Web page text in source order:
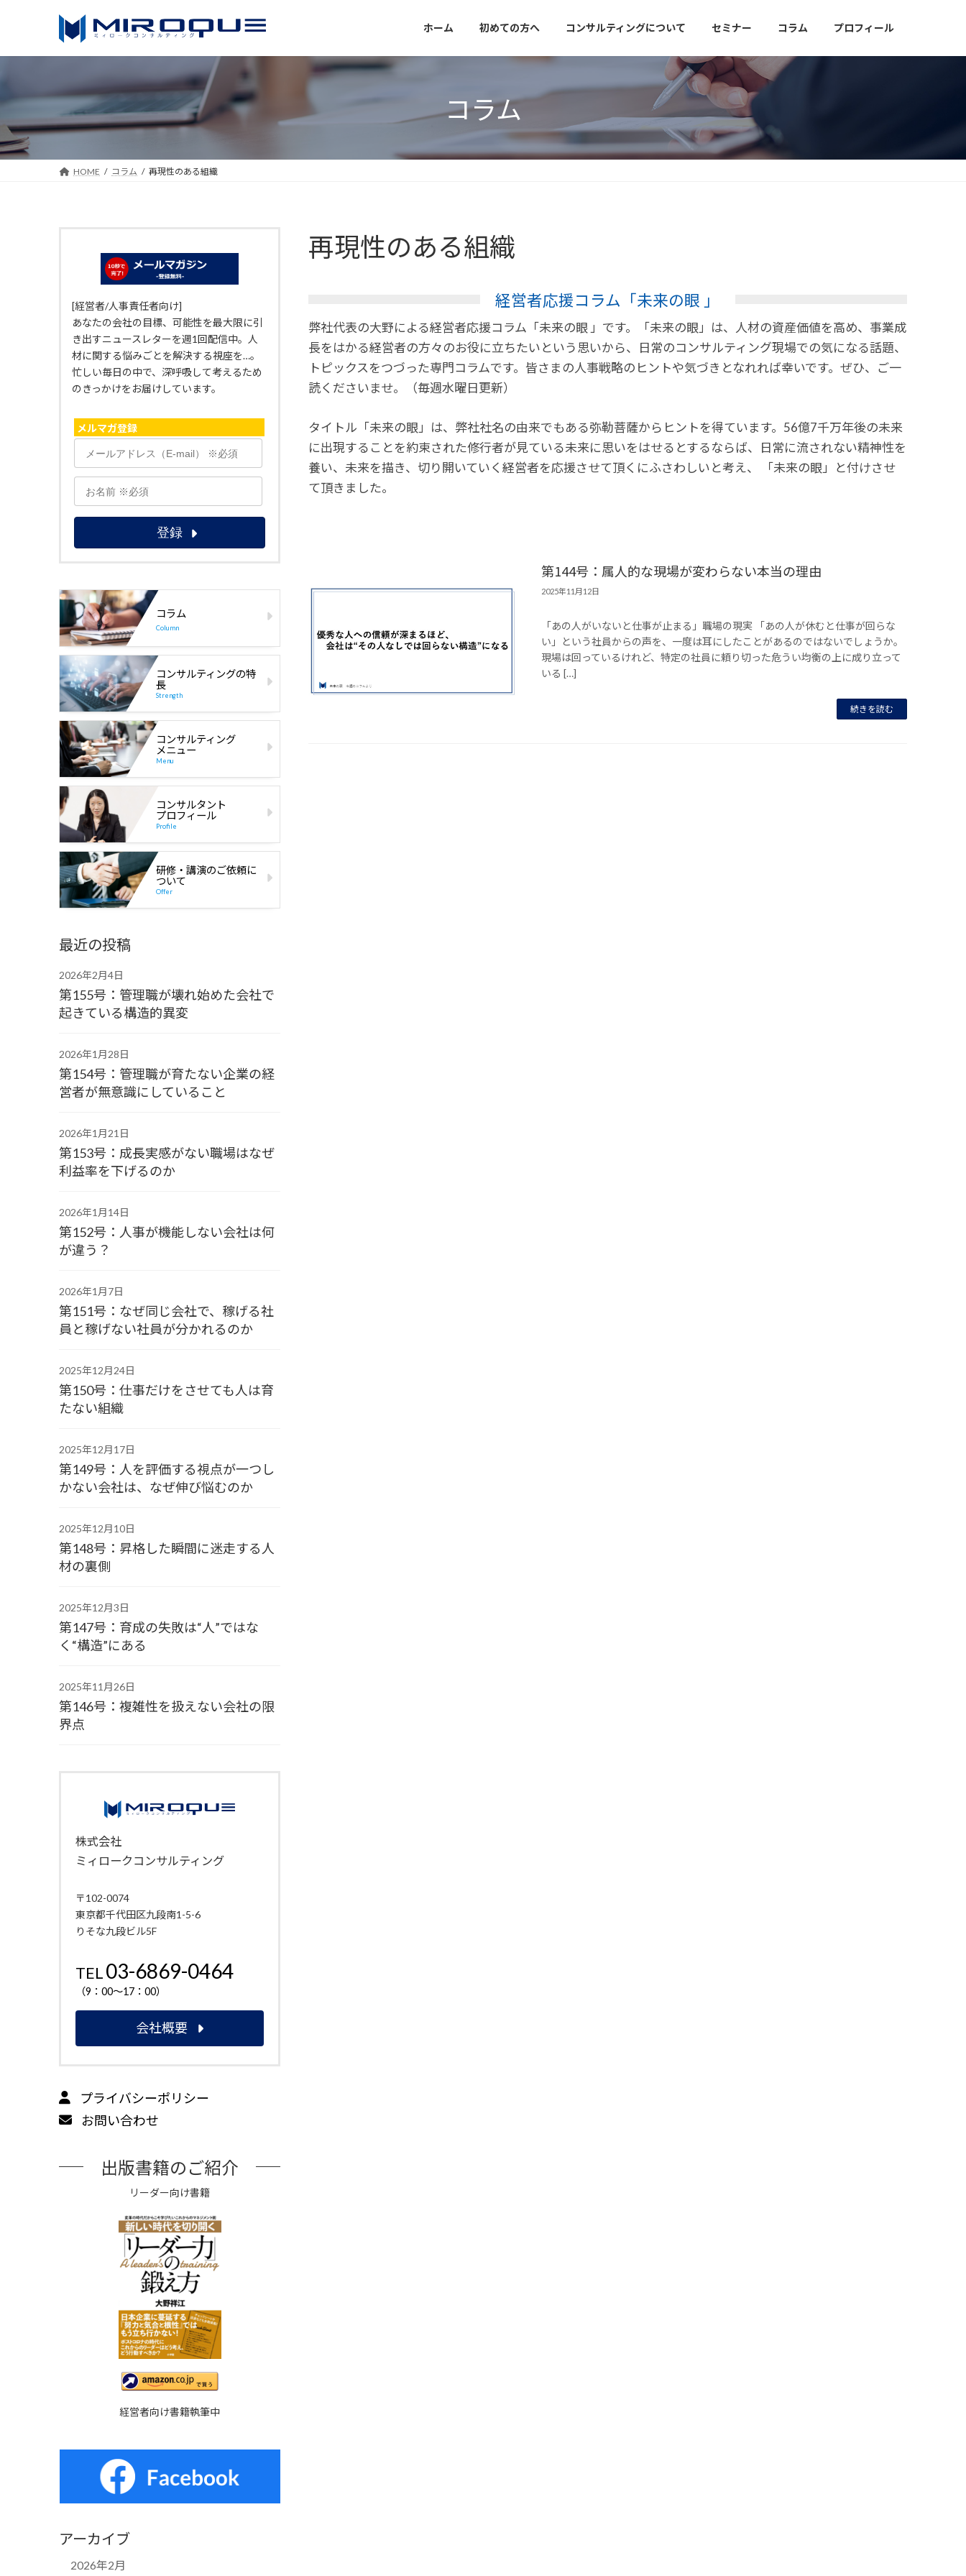
へ
ス
キ
ッ
ョ
ン
に
移
ホーム 初めての方へ コンサルティングについて セミナー コラム プロフィール
コラム
HOME コラム 再現性のある組織
再現性のある組織
経営者応援コラム「未来の眼 」
弊社代表の大野による経営者応援コラム「未来の眼 」です。「未来の眼」は、人材の資産価値を高め、事業成
長をはかる経営者の方々のお役に立ちたいという思いから、日常のコンサルティング現場での気になる話題、
トピックスをつづった専門コラムです。皆さまの人事戦略のヒントや気づきとなれれば幸いです。ぜひ、ご一
読くださいませ。（毎週水曜日更新）
タイトル「未来の眼」は、弊社社名の由来でもある弥勒菩薩からヒントを得ています。56億7千万年後の未来
に出現することを約束された修行者が見ている未来に思いをはせるとするならば、日常に流されない精神性を
養い、未来を描き、切り開いていく経営者を応援させて頂くにふさわしいと考え、 「未来の眼」と付けさせ
て頂きました。
第144号：属人的な現場が変わらない本当の理由
2025年11月12日
「あの人がいないと仕事が止まる」職場の現実 「あの人が休むと仕事が回らな
い」という社員からの声を、一度は耳にしたことがあるのではないでしょうか。
現場は回っているけれど、特定の社員に頼り切った危うい均衡の上に成り立って
いる […]
続きを読む
[経営者/人事責任者向け]
あなたの会社の目標、可能性を最大限に引
き出すニュースレターを週1回配信中。人
材に関する悩みごとを解決する視座を…。
忙しい毎日の中で、深呼吸して考えるため
のきっかけをお届けしています。
メルマガ登録
コラム
Column
コンサルティングの特
長
Strength
コンサルティング
メニュー
Menu
コンサルタント
プロフィール
Profile
研修・講演のご依頼に
ついて
Offer
最近の投稿
2026年2月4日
第155号：管理職が壊れ始めた会社で
起きている構造的異変
2026年1月28日
第154号：管理職が育たない企業の経
営者が無意識にしていること
2026年1月21日
第153号：成長実感がない職場はなぜ
利益率を下げるのか
2026年1月14日
第152号：人事が機能しない会社は何
が違う？
2026年1月7日
第151号：なぜ同じ会社で、稼げる社
員と稼げない社員が分かれるのか
2025年12月24日
第150号：仕事だけをさせても人は育
たない組織
2025年12月17日
第149号：人を評価する視点が一つし
かない会社は、なぜ伸び悩むのか
2025年12月10日
第148号：昇格した瞬間に迷走する人
材の裏側
2025年12月3日
第147号：育成の失敗は“人”ではな
く“構造”にある
2025年11月26日
第146号：複雑性を扱えない会社の限
界点
株式会社
ミィロークコンサルティング
〒102-0074
東京都千代田区九段南1-5-6
りそな九段ビル5F
TEL03-6869-0464
（9：00～17：00）
会社概要
プライバシーポリシー
お問い合わせ
出版書籍のご紹介
リーダー向け書籍
経営者向け書籍執筆中
アーカイブ
2026年2月